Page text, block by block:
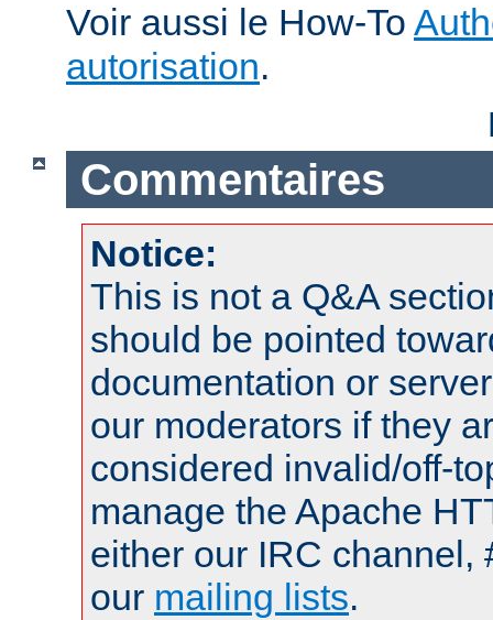
Voir aussi le How-To
autorisation.
Commentaires
Notice:
This is not a Q&A
should be pointed
documentation or
our moderators if they
considered invalid/off-
manage the Apache
either our IRC channel,
our mailing lists.